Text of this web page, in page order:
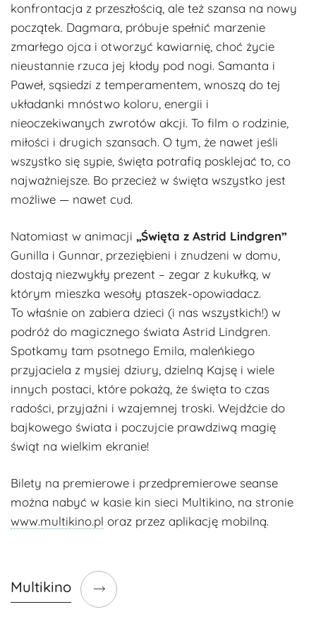
konfrontacja z przeszłością, ale też szansa na nowy
początek. Dagmara, próbuje spełnić marzenie
zmarłego ojca i otworzyć kawiarnię, choć życie
nieustannie rzuca jej kłody pod nogi. Samanta i
Paweł, sąsiedzi z temperamentem, wnoszą do tej
układanki mnóstwo koloru, energii i
nieoczekiwanych zwrotów akcji. To film o rodzinie,
miłości i drugich szansach. O tym, że nawet jeśli
wszystko się sypie, święta potrafią posklejać to, co
najważniejsze. Bo przecież w święta wszystko jest
możliwe — nawet cud.
Natomiast w animacji „Święta z Astrid Lindgren”
Gunilla i Gunnar, przeziębieni i znudzeni w domu,
dostają niezwykły prezent – zegar z kukułką, w
którym mieszka wesoły ptaszek-opowiadacz.
To właśnie on zabiera dzieci (i nas wszystkich!) w
podróż do magicznego świata Astrid Lindgren.
Spotkamy tam psotnego Emila, maleńkiego
przyjaciela z mysiej dziury, dzielną Kajsę i wiele
innych postaci, które pokażą, że święta to czas
radości, przyjaźni i wzajemnej troski. Wejdźcie do
bajkowego świata i poczujcie prawdziwą magię
świąt na wielkim ekranie!
Bilety na premierowe i przedpremierowe seanse
można nabyć w kasie kin sieci Multikino, na stronie
www.multikino.pl oraz przez aplikację mobilną.
Multikino